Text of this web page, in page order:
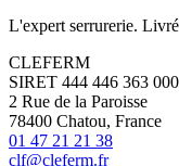
L'expert serrurerie.
CLEFERM
SIRET 444 446 363
2 Rue de la Paroisse
78400 Chatou, France
01 47 21 21 38
clf@cleferm.fr